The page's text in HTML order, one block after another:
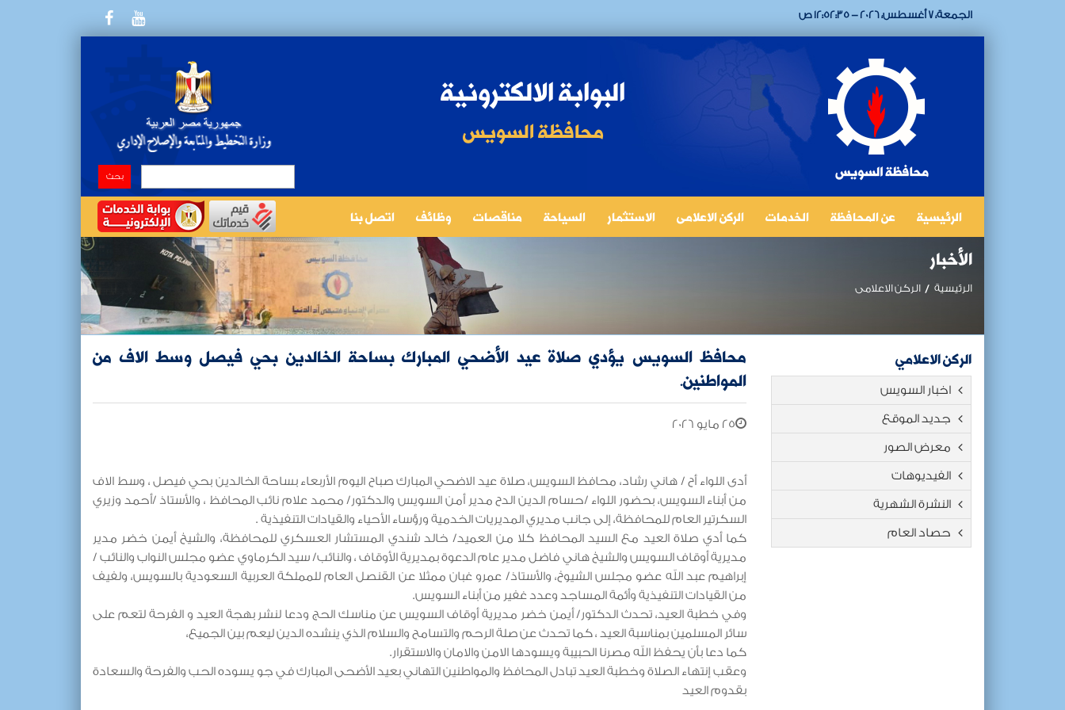
الجمعة، 7 أغسطس، 2026 - 12:52:35 ص
البوابة الالكترونية
محافظة السويس
الرئيسية عن المحافظة الخدمات الركن الاعلامى الاستثمار السياحة مناقصات وظائف اتصل بنا
الأخبار
الرئيسية الركن الاعلامى
الركن الاعلامي
اخبار السويس
جديد الموقع
معرض الصور
الفيديوهات
النشرة الشهرية
حصاد العام
محافظ السويس يؤدي صلاة عيد الأضحي المبارك بساحة الخالدين بحي فيصل وسط الاف من
المواطنين.
٢٥ مايو ٢٠٢٦
أدى اللواء أح / هاني رشاد، محافظ السويس، صلاة عيد الاضحي المبارك صباح اليوم الأربعاء بساحة الخالدين بحي فيصل ، وسط الاف
من أبناء السويس، بحضور اللواء /حسام الدين الدح مدير أمن السويس والدكتور/ محمد علام نائب المحافظ ، والأستاذ /أحمد وزيري
السكرتير العام للمحافظة، إلى جانب مديري المديريات الخدمية ورؤساء الأحياء والقيادات التنفيذية .
كما أدي صلاة العيد مع السيد المحافظ كلا من العميد/ خالد شندي المستشار العسكري للمحافظة، والشيخ أيمن خضر مدير
مديرية أوقاف السويس والشيخ هاني فاضل مدير عام الدعوة بمديرية الأوقاف ، والنائب/ سيد الكرماوي عضو مجلس النواب والنائب /
إبراهيم عبد الله عضو مجلس الشيوخ، والأستاذ/ عمرو غبان ممثلا عن القنصل العام للمملكة العربية السعودية بالسويس، ولفيف
من القيادات التنفيذية وأئمة المساجد وعدد غفير من أبناء السويس.
وفي خطبة العيد، تحدث الدكتور/ أيمن خضر مديرية أوقاف السويس عن مناسك الحج ودعا لنشر بهجة العيد و الفرحة لتعم على
سائر المسلمين بمناسبة العيد ، كما تحدث عن صلة الرحم والتسامح والسلام الذي ينشده الدين ليعم بين الجميع،
كما دعا بأن يحفظ الله مصرنا الحبيبة ويسودها الامن والامان والاستقرار.
وعقب إنتهاء الصلاة وخطبة العيد تبادل المحافظ والمواطنين التهاني بعيد الأضحى المبارك في جو يسوده الحب والفرحة والسعادة
بقدوم العيد